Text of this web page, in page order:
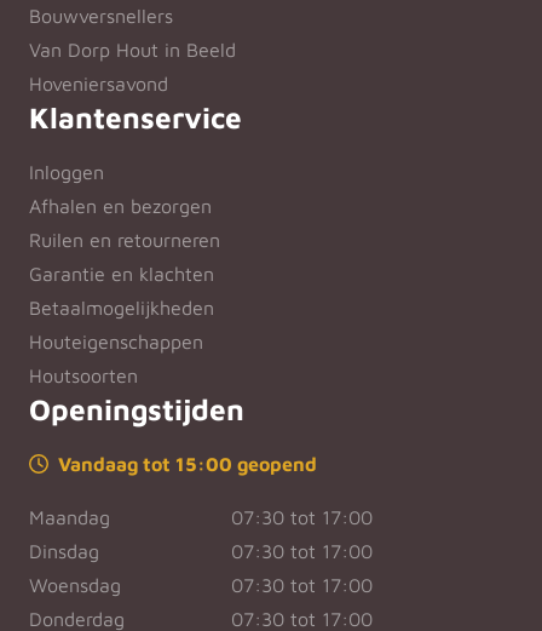
Bouwversnellers
Van Dorp Hout in Beeld
Hoveniersavond
Klantenservice
Inloggen
Afhalen en bezorgen
Ruilen en retourneren
Garantie en klachten
Betaalmogelijkheden
Houteigenschappen
Houtsoorten
Openingstijden
Vandaag tot 15:00 geopend
Maandag
07:30 tot 17:00
Dinsdag
07:30 tot 17:00
Woensdag
07:30 tot 17:00
Donderdag
07:30 tot 17:00